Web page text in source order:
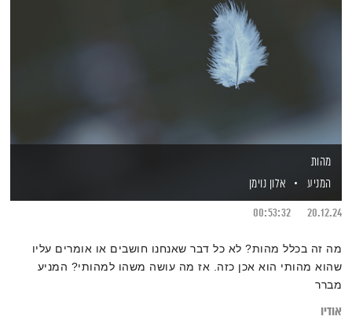
מהות
המניע
אלון נוימן
20.12.24
00:53:32
מה זה בכלל מהות? לא כל דבר שאנחנו חושבים או אומרים עליו
שהוא מהותי הוא אכן כזה. אז מה עושה משהו למהותי? המניע
מברר
אודיו